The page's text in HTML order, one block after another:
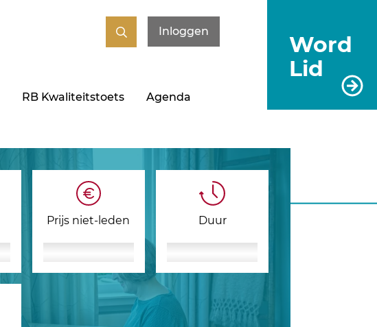
Word
Lid
Inloggen
RB Kwaliteitstoets
Agenda
Prijs niet-leden Duur